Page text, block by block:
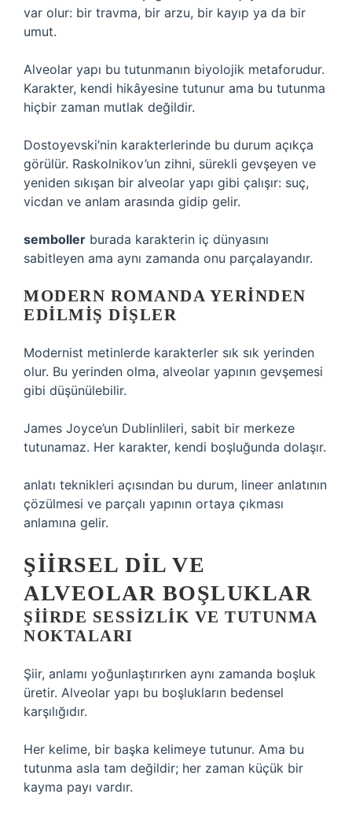
var olur: bir travma, bir arzu, bir kayıp ya da bir
umut.
Alveolar yapı bu tutunmanın biyolojik metaforudur.
Karakter, kendi hikâyesine tutunur ama bu tutunma
hiçbir zaman mutlak değildir.
Dostoyevski’nin karakterlerinde bu durum açıkça
görülür. Raskolnikov’un zihni, sürekli gevşeyen ve
yeniden sıkışan bir alveolar yapı gibi çalışır: suç,
vicdan ve anlam arasında gidip gelir.
semboller burada karakterin iç dünyasını
sabitleyen ama aynı zamanda onu parçalayandır.
MODERN ROMANDA YERINDEN
EDILMIŞ DIŞLER
Modernist metinlerde karakterler sık sık yerinden
olur. Bu yerinden olma, alveolar yapının gevşemesi
gibi düşünülebilir.
James Joyce’un Dublinlileri, sabit bir merkeze
tutunamaz. Her karakter, kendi boşluğunda dolaşır.
anlatı teknikleri açısından bu durum, lineer anlatının
çözülmesi ve parçalı yapının ortaya çıkması
anlamına gelir.
ŞIIRSEL DIL VE
ALVEOLAR BOŞLUKLAR
ŞIIRDE SESSIZLIK VE TUTUNMA
NOKTALARI
Şiir, anlamı yoğunlaştırırken aynı zamanda boşluk
üretir. Alveolar yapı bu boşlukların bedensel
karşılığıdır.
Her kelime, bir başka kelimeye tutunur. Ama bu
tutunma asla tam değildir; her zaman küçük bir
kayma payı vardır.